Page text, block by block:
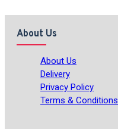
About Us
About Us
Delivery
Privacy Policy
Terms & Conditions